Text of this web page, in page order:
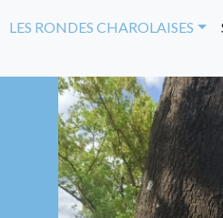
LES RONDES CHAROLAISES